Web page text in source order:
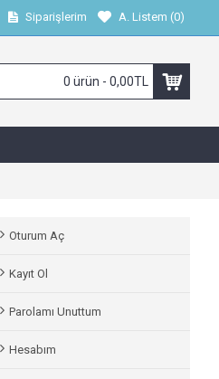
Siparişlerim A. Listem (0)
0 ürün - 0,00TL
Oturum Aç
Kayıt Ol
Parolamı Unuttum
Hesabım